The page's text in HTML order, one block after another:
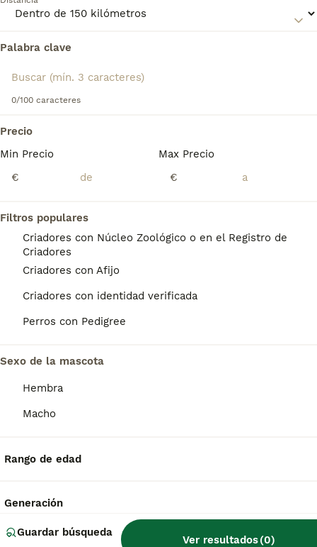
Palabra clave
0/100 caracteres
Precio
Min Precio
€
Max Precio
€
Filtros populares
Criadores con Núcleo Zoológico o en el Registro de
Criadores
Criadores con Afijo
Criadores con identidad verificada
Perros con Pedigree
Sexo de la mascota
Hembra
Macho
Rango de edad
Generación
Guardar búsqueda
Ver resultados(0)
información sobre esta raza.
Encontramos 0 Basset Artésien-Normand
Si deseas exactamente esta búsqueda guarda tu
búsqueda y espera el resultado perfecto:
Preguntas frecuentes
¿Son los Basset Artésien
Normands buenos perros de
familia?
El Basset Artesien Normand es una raza
olfato los convierte en excelentes perros de
ideales.
¿El basset hound es
basset hound?